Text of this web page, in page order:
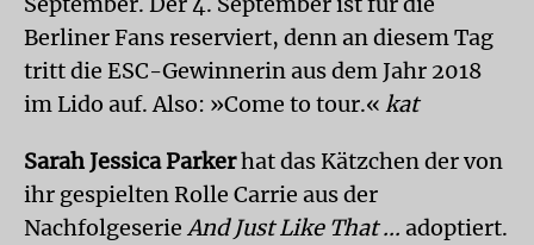
Berliner Fans reserviert, denn an diesem Tag
tritt die ESC-Gewinnerin aus dem Jahr 2018
im Lido auf. Also: »Come to tour.« kat
Sarah Jessica Parkerhat das Kätzchen der von
ihr gespielten Rolle Carrie aus der
Nachfolgeserie And Just Like That ... adoptiert.